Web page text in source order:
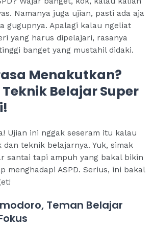
Namanya juga ujian, pasti ada aja
gugupnya. Apalagi kalau ngeliat
yang harus dipelajari, rasanya
banget yang mustahil didaki.
Menakutkan?
Belajar Super
Ujian ini nggak seseram itu kalau
teknik belajarnya. Yuk, simak
santai tapi ampuh yang bakal bikin
menghadapi ASPD. Serius, ini bakal
Teman Belajar